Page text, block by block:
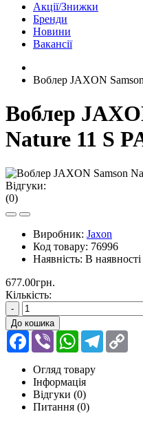
Акції/Знижки
Бренди
Новини
Вакансії
Воблер JAXON
Воблер
Nature 11 S
Відгуки:
(0)
Виробник: Jaxon
Код товару: 76996
Наявність: В наявності
677.00грн.
Кількість:
-
До кошика
Facebook
Viber WhatsApp
Telegram
Огляд товару
Інформація
Відгуки (0)
Питання (0)